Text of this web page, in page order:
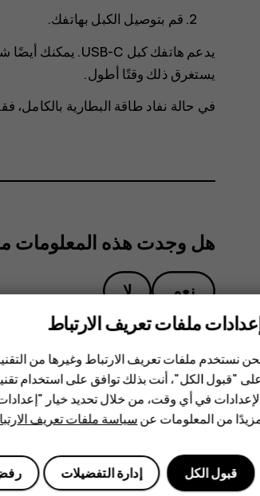
قم بتوصيل الكبل بهاتفك.
يستغرق ذلك وقتًا أطول.
في حالة نفاد طاقة البطارية
هل وجدت هذه المعلومات
نعم لا
ملفات تعريف الارتباط
نستخدم ملفات تعريف الارتباط وغيرها من
"قبول الكل"، أنت بذلك توافق على استخدام
في أي وقت، من خلال تحديد خيار
من المعلومات عنسياسة ملفات تعريف
إدارة التفضيلات قبول الكل